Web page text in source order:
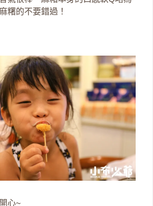
糬的不要錯過！
心~